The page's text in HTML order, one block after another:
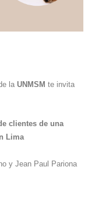
la UNMSM te invita
clientes de una
Lima
y Jean Paul Pariona